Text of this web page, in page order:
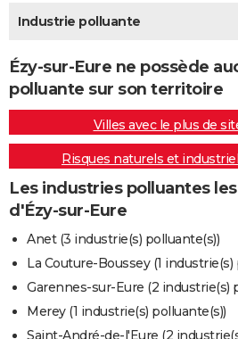
Destinations
City break
Voyage nature
Voyage de noces
Forum
Climat
+PHOTO
GUIDES D'ACHAT
BONS PLANS
CARTE DE VOEUX
Carte de Noël
Carte Bonne année
Carte Saint-Valentin
Carte Pâques
Carte d'anniversaire
DICTIONNAIRE
Dictionnaire
Biographies
Citations
Expressions
Proverbes
PROGRAMME TV
COPAINS D'AVANT
S'inscrire
Se connecter
Lycées
Collèges
Primaires
Universités
Entreprises
Service militaire
Avis de recherche
FORUM
Industrie polluante
Ézy-sur-Eure ne possède
polluante sur son territoire
Villes avec le plus de
Risques naturels et
Les industries polluantes
d'Ézy-sur-Eure
Anet (3 industrie(s) polluante(s))
La Couture-Boussey (1 industrie(s)
Garennes-sur-Eure (2 industrie(s)
Merey (1 industrie(s) polluante(s))
Saint-André-de-l'Eure (2